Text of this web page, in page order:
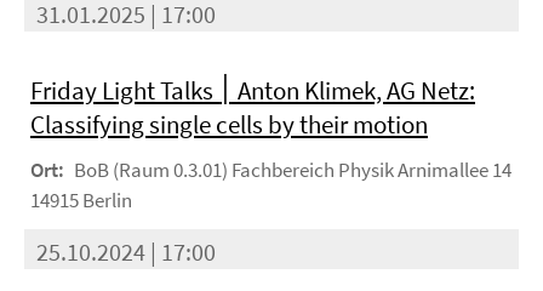
31.01.2025 | 17:00
Friday Light Talks ׀ Anton Klimek, AG Netz:
Classifying single cells by their motion
Ort: BoB (Raum 0.3.01) Fachbereich Physik Arnimallee 14
14915 Berlin
25.10.2024 | 17:00